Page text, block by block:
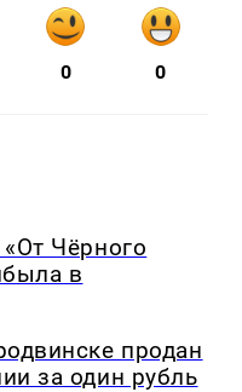
0 0
Чёрного
в
продан
за один рубль